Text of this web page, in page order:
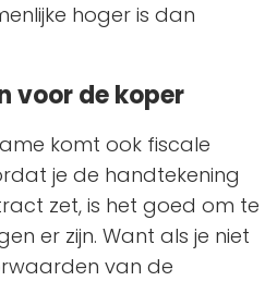
hoger is dan
voor de koper
komt ook fiscale
je de handtekening
zet, is het goed om te
er zijn. Want als je niet
van de